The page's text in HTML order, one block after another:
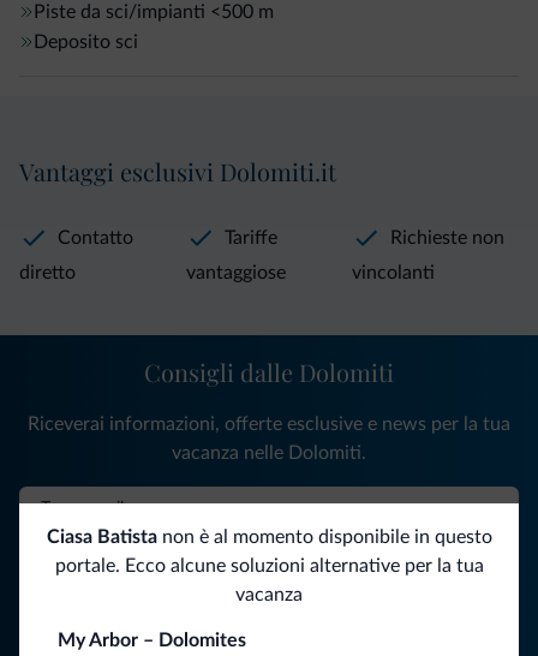
Piste da sci/impianti <500 m
Deposito sci
Ciasa Batistanon è al momento disponibile in questo
portale. Ecco alcune soluzioni alternative per la tua
vacanza
My Arbor – Dolomites
Vantaggi esclusivi Dolomiti.it
Contatto
diretto
Tariffe
vantaggiose
Richieste non
vincolanti
Segui Dolomiti.it
Consigli dalle Dolomiti
Riceverai informazioni, offerte esclusive e news per la tua
vacanza nelle Dolomiti.
ISCRIVITI ALLA NEWSLETTER